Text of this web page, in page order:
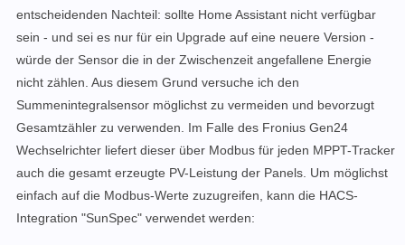
entscheidenden Nachteil: sollte Home Assistant nicht verfügbar
sein - und sei es nur für ein Upgrade auf eine neuere Version -
würde der Sensor die in der Zwischenzeit angefallene Energie
nicht zählen. Aus diesem Grund versuche ich den
Summenintegralsensor möglichst zu vermeiden und bevorzugt
Gesamtzähler zu verwenden. Im Falle des Fronius Gen24
Wechselrichter liefert dieser über Modbus für jeden MPPT-Tracker
auch die gesamt erzeugte PV-Leistung der Panels. Um möglichst
einfach auf die Modbus-Werte zuzugreifen, kann die HACS-
Integration "SunSpec" verwendet werden: